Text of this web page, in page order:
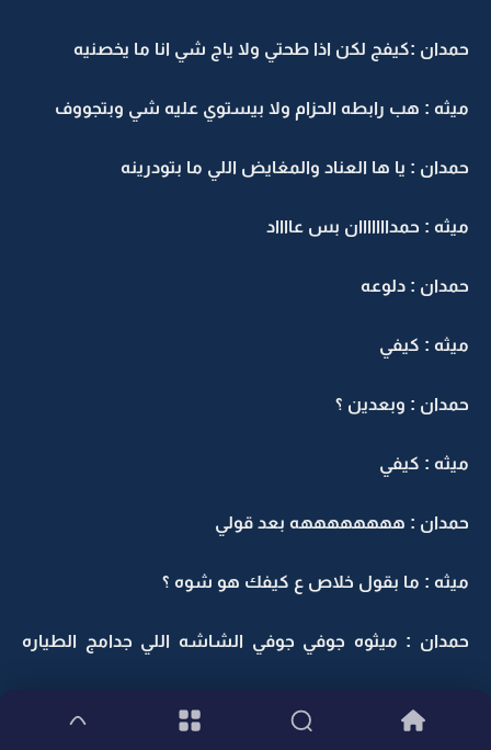
حمدان :كيفج لكن اذا طحتي ولا ياج شي انا ما يخصنيه
ميثه : هب رابطه الحزام ولا بيستوي عليه شي وبتجووف
حمدان : يا ها العناد والمغايض اللي ما بتودرينه
ميثه : حمدااااااان بس عااااد
حمدان : دلوعه
ميثه : كيفي
حمدان : وبعدين ؟
ميثه : كيفي
حمدان : ههههههههه بعد قولي
ميثه : ما بقول خلاص ع كيفك هو شوه ؟
حمدان : ميثوه جوفي جوفي الشاشه اللي جدامج الطياره